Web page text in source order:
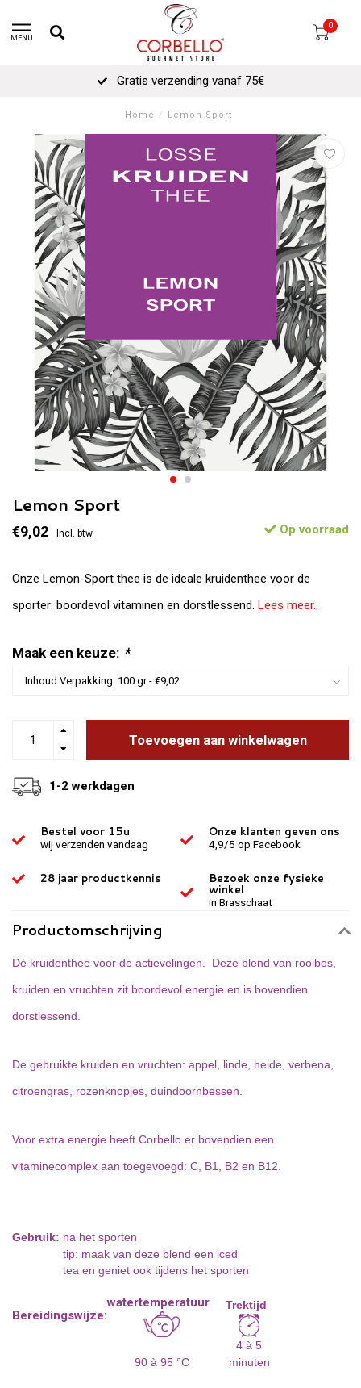
MENU
0
Gratis verzending vanaf 75€
Home / Lemon Sport
Lemon Sport
€9,02 Incl. btw Op voorraad
Onze Lemon-Sport thee is de ideale kruidenthee voor de
sporter: boordevol vitaminen en dorstlessend. Lees meer..
Maak een keuze: *
Toevoegen aan winkelwagen
1-2 werkdagen
Bestel voor 15u
wij verzenden vandaag
Onze klanten geven ons
4,9/5 op Facebook
28 jaar productkennis Bezoek onze fysieke
winkel
in Brasschaat
Productomschrijving
Dé kruidenthee voor de actievelingen. Deze blend van rooibos,
kruiden en vruchten zit boordevol energie en is bovendien
dorstlessend.
De gebruikte kruiden en vruchten: appel, linde, heide, verbena,
citroengras, rozenknopjes, duindoornbessen.
Voor extra energie heeft Corbello er bovendien een
vitaminecomplex aan toegevoegd: C, B1, B2 en B12.
Gebruik: na het sporten
tip: maak van deze blend een iced
tea en geniet ook tijdens het sporten
Bereidingswijze:
watertemperatuur Trektijd
90 à 95 °C
4 à 5
minuten